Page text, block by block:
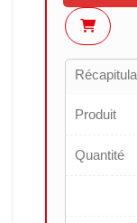
Produit
Quantité